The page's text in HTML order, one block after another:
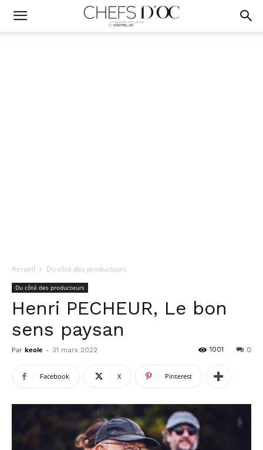
Accueil Du côté des producteurs
Du côté des producteurs
Henri PECHEUR, Le bon
sens paysan
Par keole - 31 mars 2022 0
1001
Facebook X Pinterest